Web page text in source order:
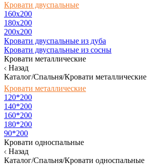
Кровати двуспальные
160х200
180x200
200x200
Кровати двуспальные из дуба
Кровати двуспальные из сосны
Кровати металлические
Назад
Каталог/Спальня/Кровати металлические
Кровати металлические
120*200
140*200
160*200
180*200
90*200
Кровати односпальные
Назад
Каталог/Спальня/Кровати односпальные